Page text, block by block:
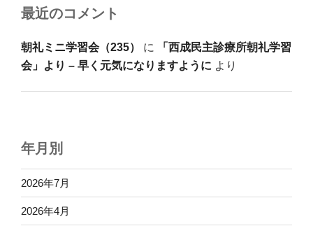
最近のコメント
朝礼ミニ学習会（235） に
「西成民主診療所朝礼学習
会」より – 早く元気になりますように より
年月別
2026年7月
2026年4月